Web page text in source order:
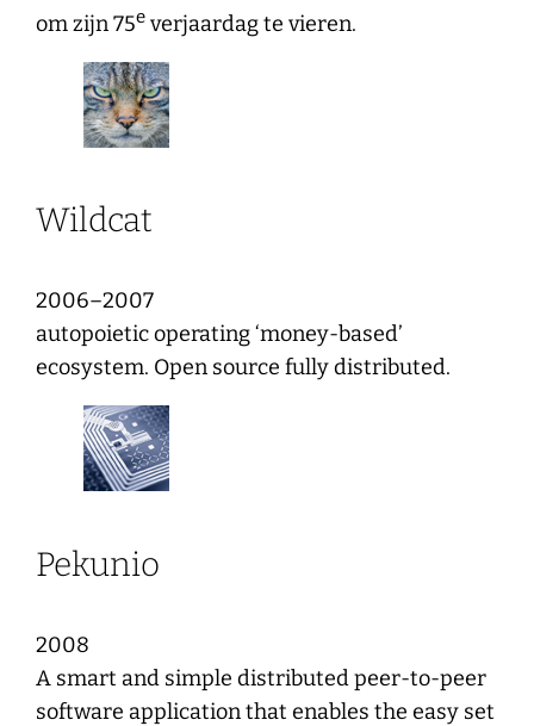
om zijn 75e verjaardag te vieren.
Wildcat
2006–2007
autopoietic operating ‘money-based’
ecosystem. Open source fully distributed.
Pekunio
2008
A smart and simple distributed peer-to-peer
software application that enables the easy set